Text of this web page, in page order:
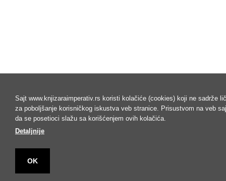
Sajt www.knjizaraimperativ.rs koristi kolačiće (cookies) koji ne sadrže
za poboljšanje korisničkog iskustva veb stranice. Prisustvom na veb
da se posetioci slažu sa korišćenjem ovih kolačića.
Detaljnije
OK